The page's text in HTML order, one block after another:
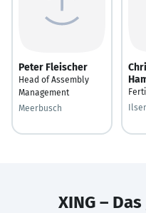
Peter Fleischer
Head of Assembly
Management
Meerbusch
XING –